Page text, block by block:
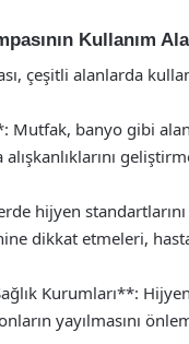
Kullanım
çeşitli alanlarda
Mutfak, banyo gibi
hijyen
dikkat etmeleri,
Kurumları**:
yayılmasını